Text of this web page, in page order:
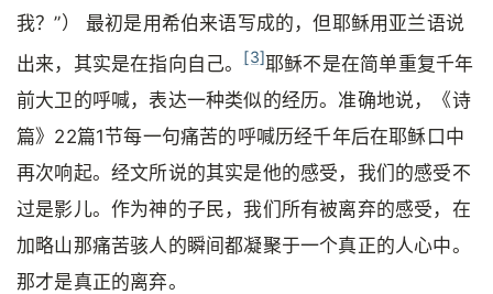
我？”） 最初是用希伯来语写成的，但耶稣用亚兰语说
出来，其实是在指向自己。[3]耶稣不是在简单重复千年
前大卫的呼喊，表达一种类似的经历。准确地说，《诗
篇》22篇1节每一句痛苦的呼喊历经千年后在耶稣口中
再次响起。经文所说的其实是他的感受，我们的感受不
过是影儿。作为神的子民，我们所有被离弃的感受，在
加略山那痛苦骇人的瞬间都凝聚于一个真正的人心中。
那才是真正的离弃。